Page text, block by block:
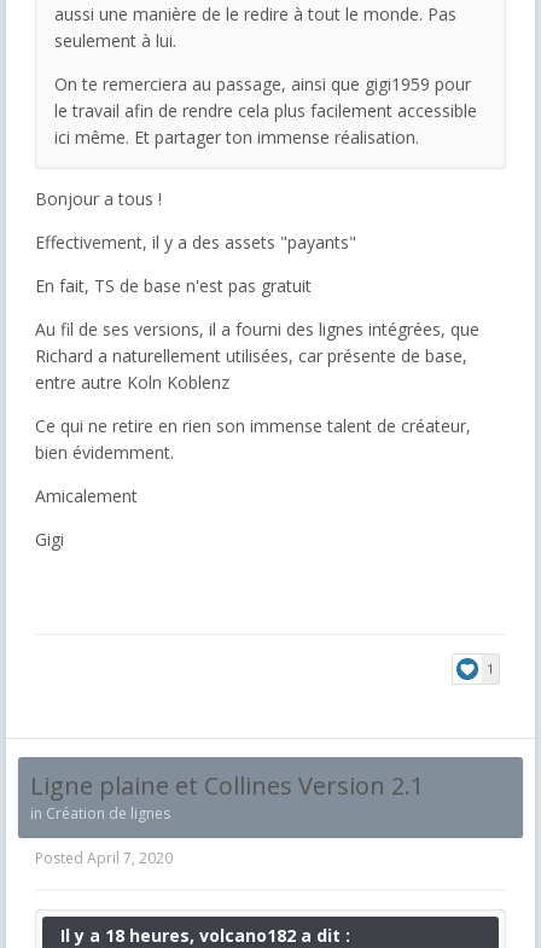
aussi une manière de le redire à tout le monde. Pas
seulement à lui.
On te remerciera au passage, ainsi que gigi1959 pour
le travail afin de rendre cela plus facilement accessible
ici même. Et partager ton immense réalisation.
Bonjour a tous !
Effectivement, il y a des assets "payants"
En fait, TS de base n'est pas gratuit
Au fil de ses versions, il a fourni des lignes intégrées, que
Richard a naturellement utilisées, car présente de base,
entre autre Koln Koblenz
Ce qui ne retire en rien son immense talent de créateur,
bien évidemment.
Amicalement
Gigi
1
Ligne plaine et Collines Version 2.1
in Création de lignes
Posted April 7, 2020
Il y a 18 heures, volcano182 a dit :